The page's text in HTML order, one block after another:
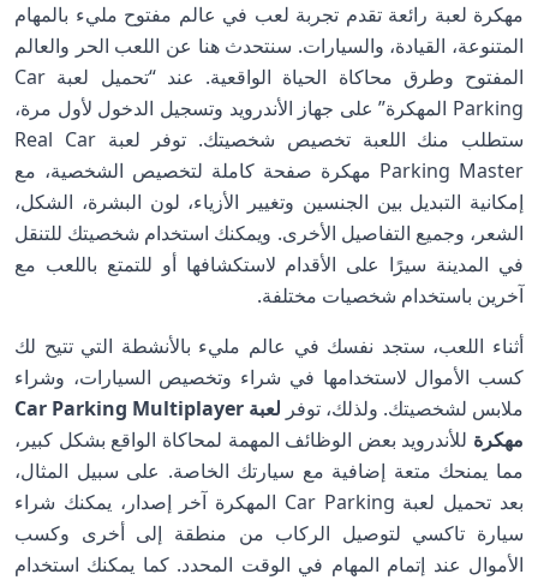
مهكرة لعبة رائعة تقدم تجربة لعب في عالم مفتوح مليء بالمهام
المتنوعة، القيادة، والسيارات. سنتحدث هنا عن اللعب الحر والعالم
المفتوح وطرق محاكاة الحياة الواقعية. عند “تحميل لعبة Car
Parking المهكرة” على جهاز الأندرويد وتسجيل الدخول لأول مرة،
ستطلب منك اللعبة تخصيص شخصيتك. توفر لعبة Real Car
Parking Master مهكرة صفحة كاملة لتخصيص الشخصية، مع
إمكانية التبديل بين الجنسين وتغيير الأزياء، لون البشرة، الشكل،
الشعر، وجميع التفاصيل الأخرى. ويمكنك استخدام شخصيتك للتنقل
في المدينة سيرًا على الأقدام لاستكشافها أو للتمتع باللعب مع
آخرين باستخدام شخصيات مختلفة.
أثناء اللعب، ستجد نفسك في عالم مليء بالأنشطة التي تتيح لك
كسب الأموال لاستخدامها في شراء وتخصيص السيارات، وشراء
ملابس لشخصيتك. ولذلك، توفر
لعبة Car Parking Multiplayer
مهكرة للأندرويد بعض الوظائف المهمة لمحاكاة الواقع بشكل كبير،
مما يمنحك متعة إضافية مع سيارتك الخاصة. على سبيل المثال،
بعد تحميل لعبة Car Parking المهكرة آخر إصدار، يمكنك شراء
سيارة تاكسي لتوصيل الركاب من منطقة إلى أخرى وكسب
الأموال عند إتمام المهام في الوقت المحدد. كما يمكنك استخدام